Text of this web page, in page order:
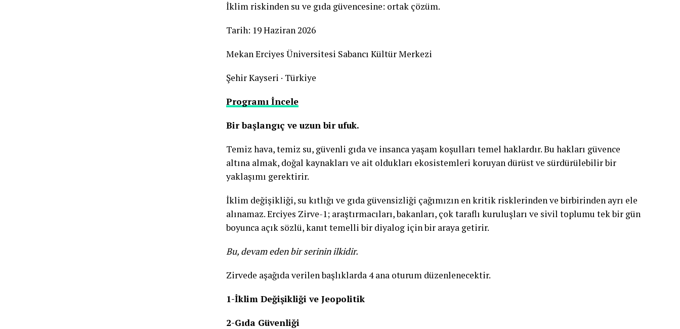
İklim riskinden su ve gıda güvencesine: ortak çözüm.
Tarih: 19 Haziran 2026
Mekan Erciyes Üniversitesi Sabancı Kültür Merkezi
Şehir Kayseri · Türkiye
Programı İncele
Bir başlangıç ve uzun bir ufuk.
Temiz hava, temiz su, güvenli gıda ve insanca yaşam koşulları temel haklardır. Bu hakları güvence
altına almak, doğal kaynakları ve ait oldukları ekosistemleri koruyan dürüst ve sürdürülebilir bir
yaklaşımı gerektirir.
İklim değişikliği, su kıtlığı ve gıda güvensizliği çağımızın en kritik risklerinden ve birbirinden ayrı ele
alınamaz. Erciyes Zirve-1; araştırmacıları, bakanları, çok taraflı kuruluşları ve sivil toplumu tek bir gün
boyunca açık sözlü, kanıt temelli bir diyalog için bir araya getirir.
Bu, devam eden bir serinin ilkidir.
Zirvede aşağıda verilen başlıklarda 4 ana oturum düzenlenecektir.
1-İklim Değişikliği ve Jeopolitik
2-Gıda Güvenliği